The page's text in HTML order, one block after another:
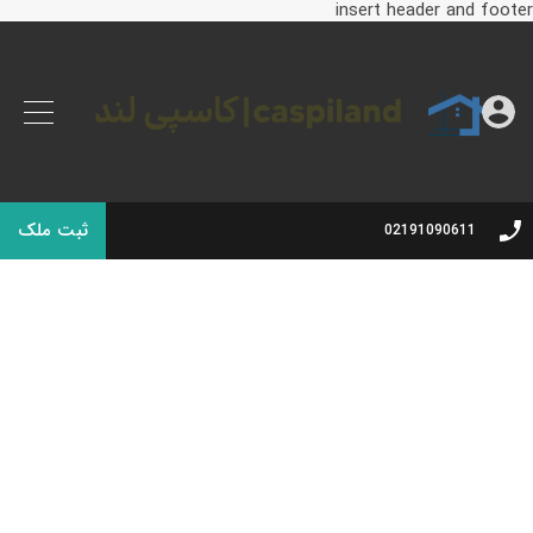
insert header and footer
02191090611 ثبت ملک